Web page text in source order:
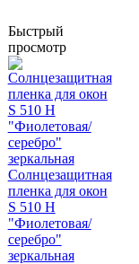
Быстрый
просмотр
Солнцезащитная
пленка для окон
S 510 H
"Фиолетовая/
серебро"
зеркальная